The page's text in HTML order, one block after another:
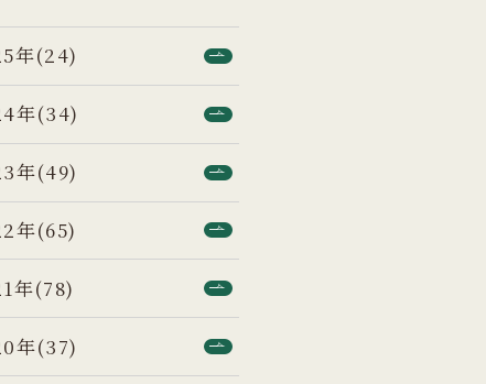
年(24)
年(34)
年(49)
年(65)
年(78)
年(37)